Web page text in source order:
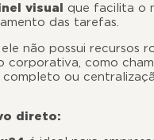
visual que facilita o
das tarefas.
não possui recursos
corporativa, como
ou
direto: